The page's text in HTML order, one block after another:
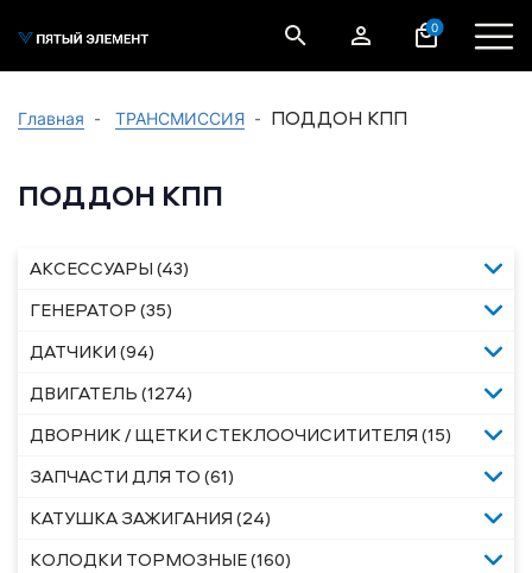
0
Главная ТРАНСМИССИЯ ПОДДОН КПП
ПОДДОН КПП
АКСЕССУАРЫ (43)
ГЕНЕРАТОР (35)
ДАТЧИКИ (94)
ДВИГАТЕЛЬ (1274)
ДВОРНИК / ЩЕТКИ СТЕКЛООЧИСИТИТЕЛЯ (15)
ЗАПЧАСТИ ДЛЯ ТО (61)
КАТУШКА ЗАЖИГАНИЯ (24)
КОЛОДКИ ТОРМОЗНЫЕ (160)